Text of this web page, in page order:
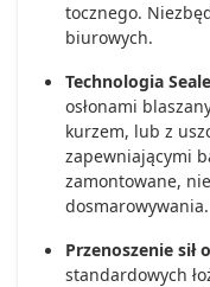
tocznego.
biurowych.
Technologia
osłonami
kurzem, lub z
zapewniającymi
zamontowane,
dosmarowywania.
Przenoszenie sił
standardowych